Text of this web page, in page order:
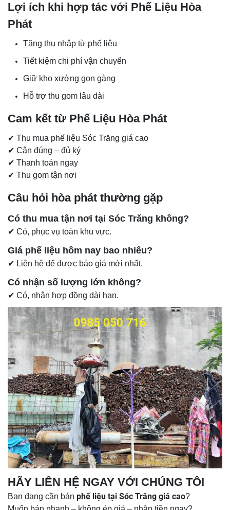
Lợi ích khi hợp tác với Phế Liệu Hòa
Phát
Tăng thu nhập từ phế liệu
Tiết kiệm chi phí vận chuyển
Giữ kho xưởng gọn gàng
Hỗ trợ thu gom lâu dài
Cam kết từ Phế Liệu Hòa Phát
✔ Thu mua phế liệu Sóc Trăng giá cao
✔ Cân đúng – đủ ký
✔ Thanh toán ngay
✔ Thu gom tận nơi
Câu hỏi hòa phát thường gặp
Có thu mua tận nơi tại Sóc Trăng không?
✔ Có, phục vụ toàn khu vực.
Giá phế liệu hôm nay bao nhiêu?
✔ Liên hệ để được báo giá mới nhất.
Có nhận số lượng lớn không?
✔ Có, nhận hợp đồng dài hạn.
HÃY LIÊN HỆ NGAY VỚI CHÚNG TÔI
Bạn đang cần bán phế liệu tại Sóc Trăng giá cao?